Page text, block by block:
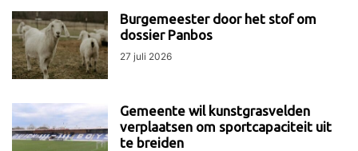
Burgemeester door het stof om
dossier Panbos
27 juli 2026
Gemeente wil kunstgrasvelden
verplaatsen om sportcapaciteit uit
te breiden